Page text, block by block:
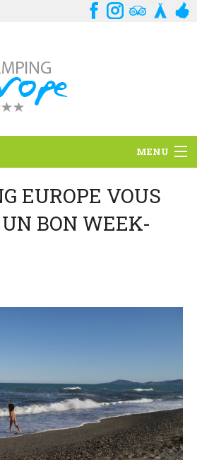
MENU
EUROPE VOUS
BON WEEK-